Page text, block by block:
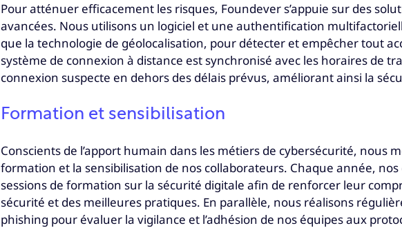
Pour atténuer efficacement les risques, Foundever s’appuie sur des
avancées. Nous utilisons un logiciel et une authentification
que la technologie de géolocalisation, pour détecter et empêcher tout
système de connexion à distance est synchronisé avec les horaires de
connexion suspecte en dehors des délais prévus, améliorant ainsi la
Formation et sensibilisation
Conscients de l’apport humain dans les métiers de cybersécurité, nous
formation et la sensibilisation de nos collaborateurs. Chaque année,
sessions de formation sur la sécurité digitale afin de renforcer leur
sécurité et des meilleures pratiques. En parallèle, nous réalisons
phishing pour évaluer la vigilance et l’adhésion de nos équipes aux